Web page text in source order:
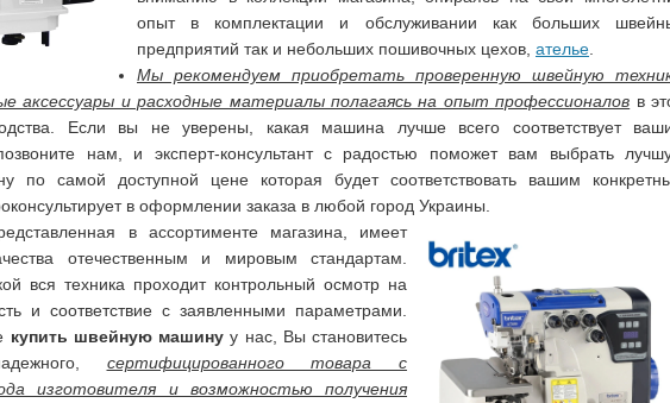
опыт в комплектации и обслуживании как больших
предприятий так и небольших пошивочных цехов, ателье
Мы рекомендуем приобретать проверенную швейную
аксессуары и расходные материалы полагаясь на опыт профессионалов в
Если вы не уверены, какая машина лучше всего соответствует
нам, и эксперт-консультант с радостью поможет вам выбрать
по самой доступной цене которая будет соответствовать вашим
в оформлении заказа в любой город Украины.
в ассортименте магазина, имеет
отечественным и мировым стандартам.
вся техника проходит контрольный осмотр на
и соответствие с заявленными параметрами.
купить швейную машину у нас, Вы становитесь
сертифицированного товара с
изготовителя и возможностью получения